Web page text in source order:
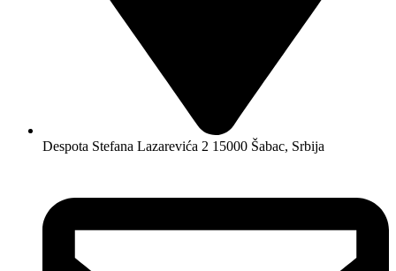
Despota Stefana Lazarevića 2 15000 Šabac, Srbija